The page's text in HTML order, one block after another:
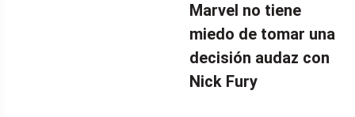
Marvel no tiene
miedo de tomar una
decisión audaz con
Nick Fury